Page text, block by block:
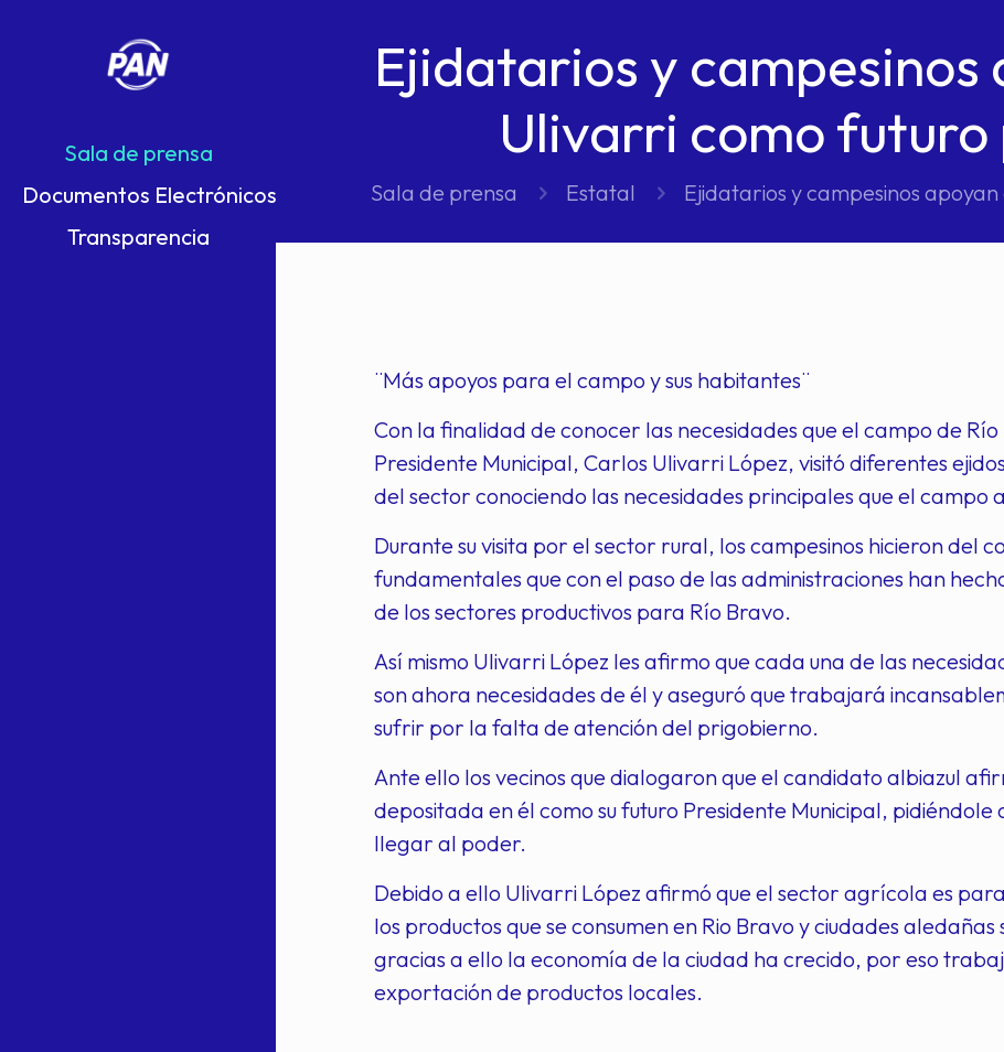
Sala de prensa
Documentos Electrónicos
Transparencia
Ejidatarios y campesinos
Ulivarri como
Sala de prensa Estatal Ejidatarios y campesinos
¨Más apoyos para el campo y sus habitantes¨
Con la finalidad de conocer las necesidades que el campo de
Presidente Municipal, Carlos Ulivarri López, visitó diferentes
del sector conociendo las necesidades principales que el campo
Durante su visita por el sector rural, los campesinos hicieron del
fundamentales que con el paso de las administraciones han
de los sectores productivos para Río Bravo.
Así mismo Ulivarri López les afirmo que cada una de las
son ahora necesidades de él y aseguró que trabajará
sufrir por la falta de atención del prigobierno.
Ante ello los vecinos que dialogaron que el candidato albiazul
depositada en él como su futuro Presidente Municipal,
llegar al poder.
Debido a ello Ulivarri López afirmó que el sector agrícola es
los productos que se consumen en Rio Bravo y ciudades
gracias a ello la economía de la ciudad ha crecido, por eso
exportación de productos locales.